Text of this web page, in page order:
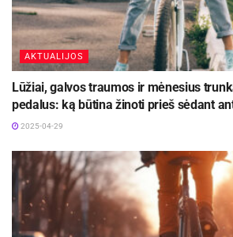
AKTUALIJOS
Lūžiai, galvos traumos ir mėnesius
pedalus: ką būtina žinoti prieš sėdant
2025-04-29